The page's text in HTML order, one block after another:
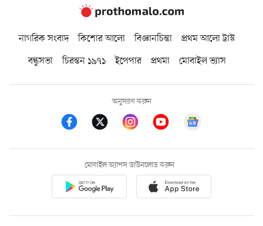
নাগরিক সংবাদ কিশোর আলো বিজ্ঞানচিন্তা
প্রথম আলো ট্রাস্ট
বন্ধুসভা
চিরন্তন ১৯৭১ ইপেপার প্রথমা মোবাইল ভ্যাস
অনুসরণ করুন
মোবাইল অ্যাপস ডাউনলোড করুন